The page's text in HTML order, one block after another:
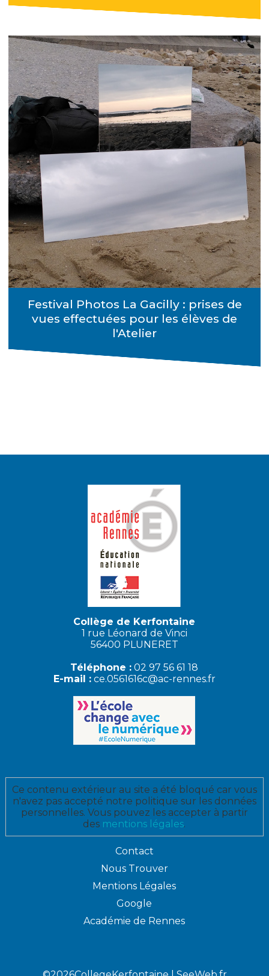
Festival Photos La Gacilly : prises de
vues effectuées pour les élèves de
l'Atelier
Collège de Kerfontaine
1 rue Léonard de Vinci
56400 PLUNERET
Téléphone : 02 97 56 61 18
E-mail : ce.0561616c@ac-rennes.fr
Ce contenu extérieur au site a été bloqué car vous
n'avez pas accepté notre politique sur les données
personnelles. Vous pouvez les accepter à partir
des mentions légales.
Contact
Nous Trouver
Mentions Légales
Google
Académie de Rennes